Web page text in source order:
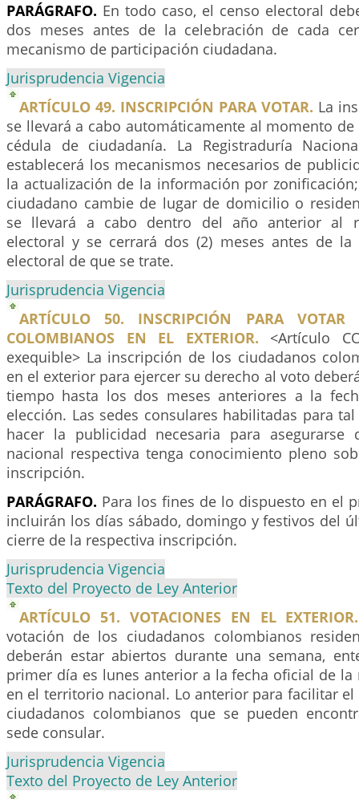
PARÁGRAFO. En todo caso, el censo electoral
dos meses antes de la celebración de cada
mecanismo de participación ciudadana.
Jurisprudencia Vigencia
ARTÍCULO 49. INSCRIPCIÓN PARA VOTAR. La
se llevará a cabo automáticamente al momento
cédula de ciudadanía. La Registraduría
establecerá los mecanismos necesarios de
la actualización de la información por
ciudadano cambie de lugar de domicilio o
se llevará a cabo dentro del año anterior al
electoral y se cerrará dos (2) meses antes de la
electoral de que se trate.
Jurisprudencia Vigencia
ARTÍCULO 50. INSCRIPCIÓN PARA VOTAR
COLOMBIANOS EN EL EXTERIOR. <Artículo
exequible> La inscripción de los ciudadanos
en el exterior para ejercer su derecho al voto
tiempo hasta los dos meses anteriores a la
elección. Las sedes consulares habilitadas para
hacer la publicidad necesaria para asegurarse
nacional respectiva tenga conocimiento pleno
inscripción.
PARÁGRAFO. Para los fines de lo dispuesto en el
incluirán los días sábado, domingo y festivos del
cierre de la respectiva inscripción.
Jurisprudencia Vigencia
Texto del Proyecto de Ley Anterior
ARTÍCULO 51. VOTACIONES EN EL EXTERIOR.
votación de los ciudadanos colombianos
deberán estar abiertos durante una semana,
primer día es lunes anterior a la fecha oficial de la
en el territorio nacional. Lo anterior para facilitar el
ciudadanos colombianos que se pueden
sede consular.
Jurisprudencia Vigencia
Texto del Proyecto de Ley Anterior